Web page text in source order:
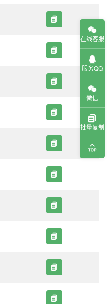
在线客服
服务QQ
微信
批量复制